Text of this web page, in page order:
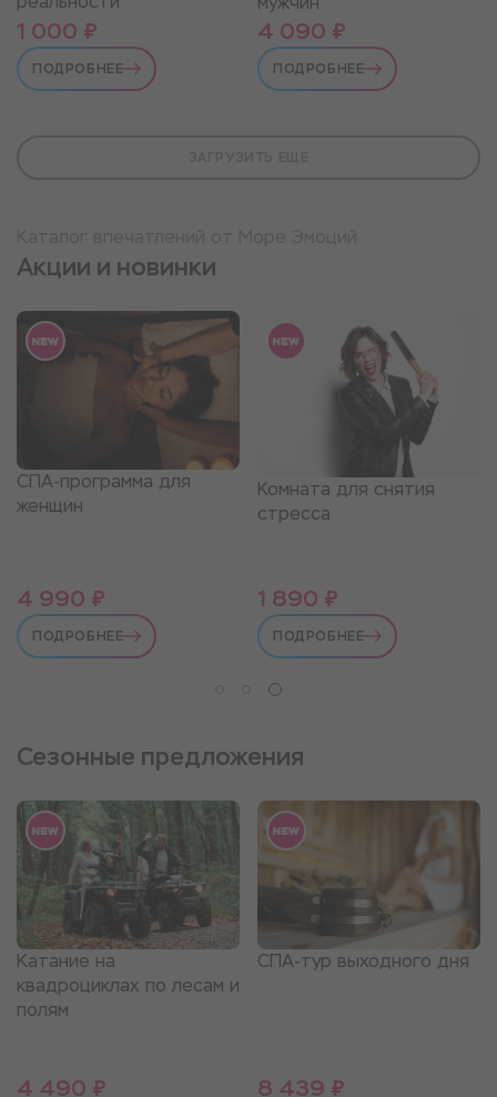
1 000 ₽
ПОДРОБНЕЕ
4 090 ₽
ПОДРОБНЕЕ
Акции и новинки
СПА-программа для
женщин
4 990 ₽
ПОДРОБНЕЕ
Комната для снятия
стресса
1 890 ₽
ПОДРОБНЕЕ
Сезонные предложения
Катание на
квадроциклах по лесам и
полям
4 490 ₽
СПА-тур выходного дня
8 439 ₽